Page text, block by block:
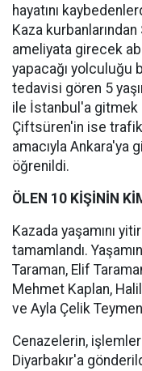
hayatını
Kaza
ameliyata girecek
yapacağı yolculuğu
tedavisi gören 5
ile İstanbul'a gitmek
Çiftsüren'in ise
amacıyla Ankara'ya
öğrenildi.
ÖLEN 10 KİŞİNİN
Kazada yaşamını
tamamlandı.
Taraman, Elif
Mehmet Kaplan,
ve Ayla Çelik
Cenazelerin,
Diyarbakır'a